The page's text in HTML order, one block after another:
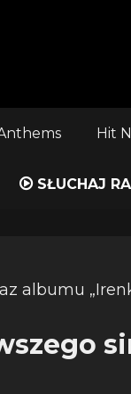
Hit
SŁUCHAJ